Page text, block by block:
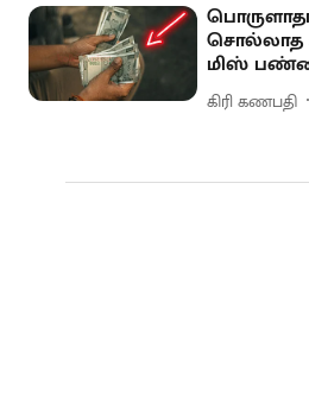
மிஸ்
கிரி கணபதி